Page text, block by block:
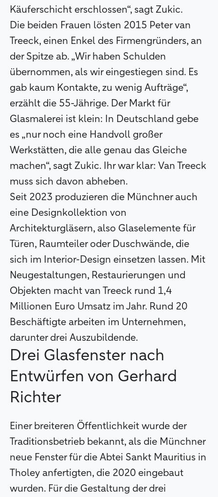
Käuferschicht erschlossen“, sagt Zukic.
Die beiden Frauen lösten 2015 Peter van
Treeck, einen Enkel des Firmengründers, an
der Spitze ab. „Wir haben Schulden
übernommen, als wir eingestiegen sind. Es
gab kaum Kontakte, zu wenig Aufträge“,
erzählt die 55-Jährige. Der Markt für
Glasmalerei ist klein: In Deutschland gebe
es „nur noch eine Handvoll großer
Werkstätten, die alle genau das Gleiche
machen“, sagt Zukic. Ihr war klar: Van Treeck
muss sich davon abheben.
Seit 2023 produzieren die Münchner auch
eine Designkollektion von
Architekturgläsern, also Glaselemente für
Türen, Raumteiler oder Duschwände, die
sich im Interior-Design einsetzen lassen. Mit
Neugestaltungen, Restaurierungen und
Objekten macht van Treeck rund 1,4
Millionen Euro Umsatz im Jahr. Rund 20
Beschäftigte arbeiten im Unternehmen,
darunter drei Auszubildende.
Drei Glasfenster nach
Entwürfen von Gerhard
Richter
Einer breiteren Öffentlichkeit wurde der
Traditionsbetrieb bekannt, als die Münchner
neue Fenster für die Abtei Sankt Mauritius in
Tholey anfertigten, die 2020 eingebaut
wurden. Für die Gestaltung der drei